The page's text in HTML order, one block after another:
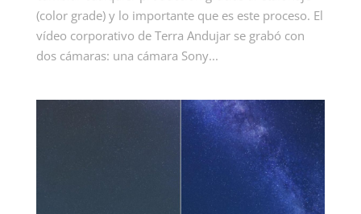
(color grade) y lo importante que es este proceso. El
vídeo corporativo de Terra Andujar se grabó con
dos cámaras: una cámara Sony...